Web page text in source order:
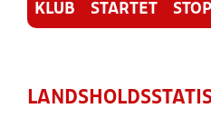
KLUB STARTET